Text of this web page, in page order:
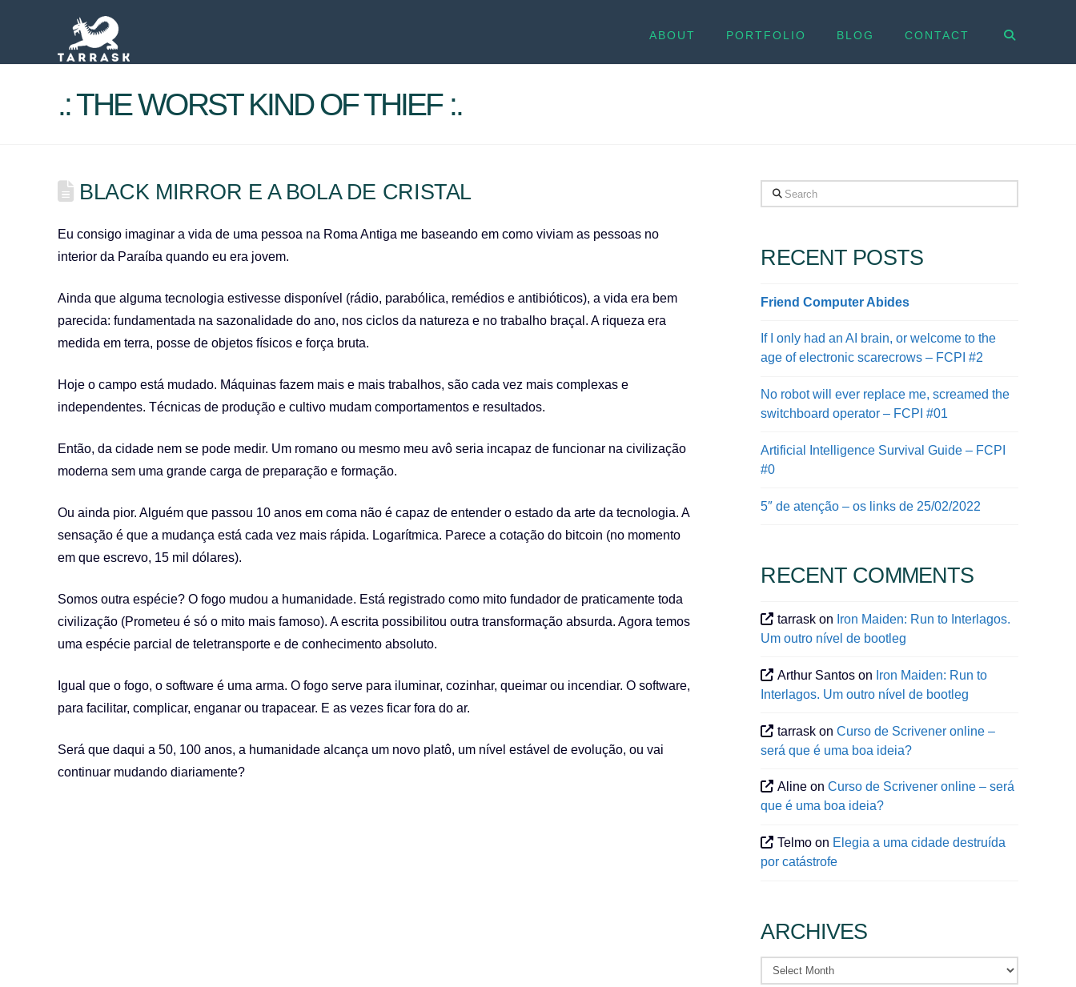
ABOUT PORTFOLIO BLOG CONTACT
.: THE WORST KIND OF THIEF :.
BLACK MIRROR E A BOLA DE CRISTAL
Eu consigo imaginar a vida de uma pessoa na Roma Antiga me baseando em como viviam as pessoas no
interior da Paraíba quando eu era jovem.
Ainda que alguma tecnologia estivesse disponível (rádio, parabólica, remédios e antibióticos), a vida era bem
parecida: fundamentada na sazonalidade do ano, nos ciclos da natureza e no trabalho braçal. A riqueza era
medida em terra, posse de objetos físicos e força bruta.
Hoje o campo está mudado. Máquinas fazem mais e mais trabalhos, são cada vez mais complexas e
independentes. Técnicas de produção e cultivo mudam comportamentos e resultados.
Então, da cidade nem se pode medir. Um romano ou mesmo meu avô seria incapaz de funcionar na civilização
moderna sem uma grande carga de preparação e formação.
Ou ainda pior. Alguém que passou 10 anos em coma não é capaz de entender o estado da arte da tecnologia. A
sensação é que a mudança está cada vez mais rápida. Logarítmica. Parece a cotação do bitcoin (no momento
em que escrevo, 15 mil dólares).
Somos outra espécie? O fogo mudou a humanidade. Está registrado como mito fundador de praticamente toda
civilização (Prometeu é só o mito mais famoso). A escrita possibilitou outra transformação absurda. Agora temos
uma espécie parcial de teletransporte e de conhecimento absoluto.
Igual que o fogo, o software é uma arma. O fogo serve para iluminar, cozinhar, queimar ou incendiar. O software,
para facilitar, complicar, enganar ou trapacear. E as vezes ficar fora do ar.
Será que daqui a 50, 100 anos, a humanidade alcança um novo platô, um nível estável de evolução, ou vai
continuar mudando diariamente?
Search
RECENT POSTS
Friend Computer Abides
If I only had an AI brain, or welcome to the
age of electronic scarecrows – FCPI #2
No robot will ever replace me, screamed the
switchboard operator – FCPI #01
Artificial Intelligence Survival Guide – FCPI
#0
5″ de atenção – os links de 25/02/2022
RECENT COMMENTS
tarrask on Iron Maiden: Run to Interlagos.
Um outro nível de bootleg
Arthur Santos on Iron Maiden: Run to
Interlagos. Um outro nível de bootleg
tarrask onCurso de Scrivener online –
será que é uma boa ideia?
Aline onCurso de Scrivener online – será
que é uma boa ideia?
Telmo on Elegia a uma cidade destruída
por catástrofe
ARCHIVES
Archives